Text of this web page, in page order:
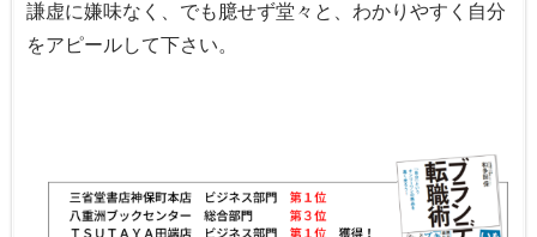
謙虚に嫌味なく、でも臆せず堂々と、わかりやすく自分
をアピールして下さい。